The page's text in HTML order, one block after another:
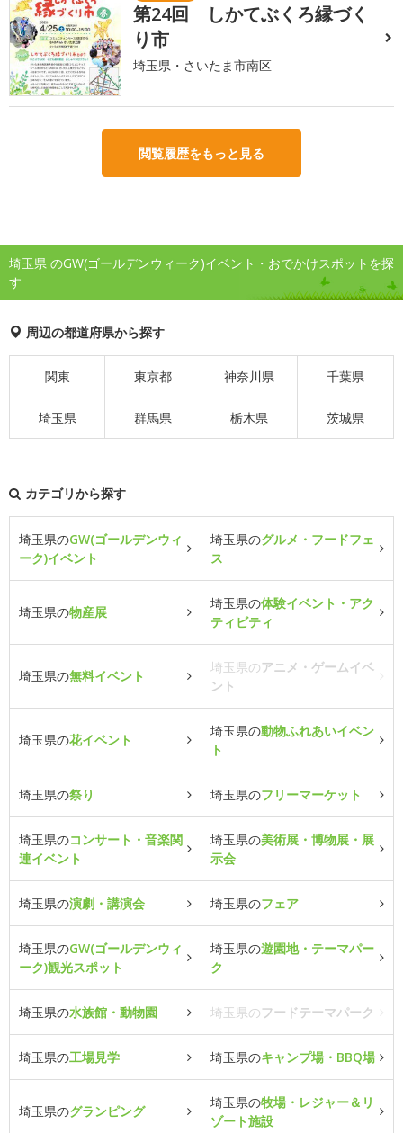
第24回 しかてぶくろ縁づく
り市
埼玉県・さいたま市南区
閲覧履歴をもっと見る
埼玉県 のGW(ゴールデンウィーク)イベント・おでかけスポットを探
す
周辺の都道府県から探す
関東 東京都 神奈川県 千葉県
埼玉県 群馬県 栃木県 茨城県
カテゴリから探す
埼玉県のGW(ゴールデンウィ
ーク)イベント
埼玉県のグルメ・フードフェ
ス
埼玉県の物産展
埼玉県の体験イベント・アク
ティビティ
埼玉県の無料イベント
埼玉県のアニメ・ゲームイベ
ント
埼玉県の花イベント
埼玉県の動物ふれあいイベン
ト
埼玉県の祭り 埼玉県のフリーマーケット
埼玉県のコンサート・音楽関
連イベント
埼玉県の美術展・博物展・展
示会
埼玉県の演劇・講演会 埼玉県のフェア
埼玉県のGW(ゴールデンウィ
ーク)観光スポット
埼玉県の遊園地・テーマパー
ク
埼玉県の水族館・動物園 埼玉県のフードテーマパーク
埼玉県の工場見学 埼玉県のキャンプ場・BBQ場
埼玉県のグランピング
埼玉県の牧場・レジャー＆リ
ゾート施設